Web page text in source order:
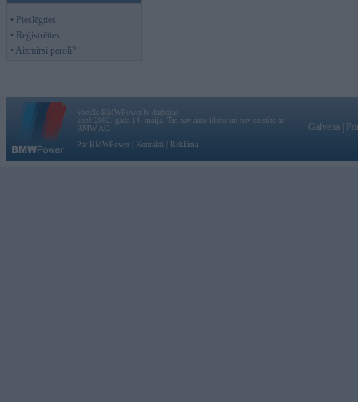
• Pieslēgties
• Reģistrēties
• Aizmirsi paroli?
Vortāls BMWPower.lv darbojas
kopš 2002. gada 14. maija. Tas nav auto klubs un nav saistīts ar
BMW AG.
Par BMWPower
Kontakti Reklāma
Galvena